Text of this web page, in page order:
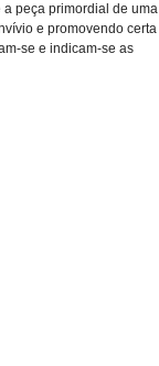
peça primordial de uma
e promovendo certa
se e indicam-se as